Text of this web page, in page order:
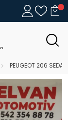
PEUGEOT 206